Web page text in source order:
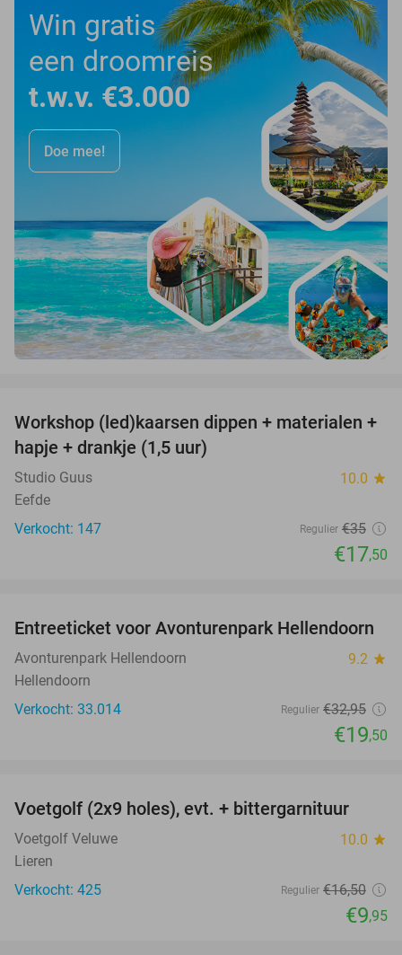
Win gratis
een droomreis
t.w.v. €3.000
Doe mee!
50%
Workshop (led)kaarsen dippen + materialen +
hapje + drankje (1,5 uur)
Studio Guus 10.0 star
Eefde
Verkocht: 147
Regulier €35
€17,50
41%
Entreeticket voor Avonturenpark Hellendoorn
Avonturenpark Hellendoorn 9.2 star
Hellendoorn
Verkocht: 33.014
Regulier €32,95
€19,50
40%
Voetgolf (2x9 holes), evt. + bittergarnituur
Voetgolf Veluwe 10.0 star
Lieren
Verkocht: 425
Regulier €16,50
€9,95